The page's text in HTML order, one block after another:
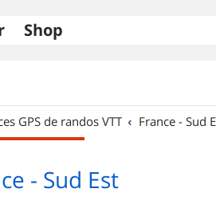
Shop
GPS de randos VTT France - Sud
- Sud Est